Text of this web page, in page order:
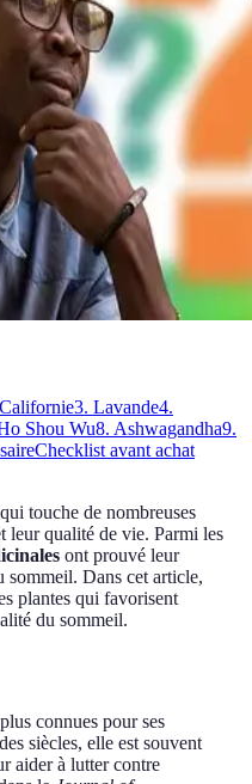
3. Lavande4.
Shou Wu8. Ashwagandha9.
Checklist avant achat
touche de nombreuses
leur qualité de vie. Parmi les
ont prouvé leur
sommeil. Dans cet article,
plantes qui favorisent
du sommeil.
connues pour ses
siècles, elle est souvent
aider à lutter contre